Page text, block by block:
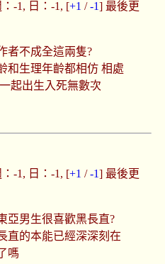
-1, 日：-1, [+1 /-1] 最後更
者不成全這兩隻?
和生理年齡都相仿 相處
起出生入死無數次
-1, 日：-1, [+1 /-1] 最後更
亞男生很喜歡黑長直?
直的本能已經深深刻在
嗎